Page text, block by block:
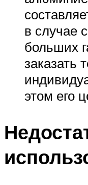
в случае
больших
заказать
этом его